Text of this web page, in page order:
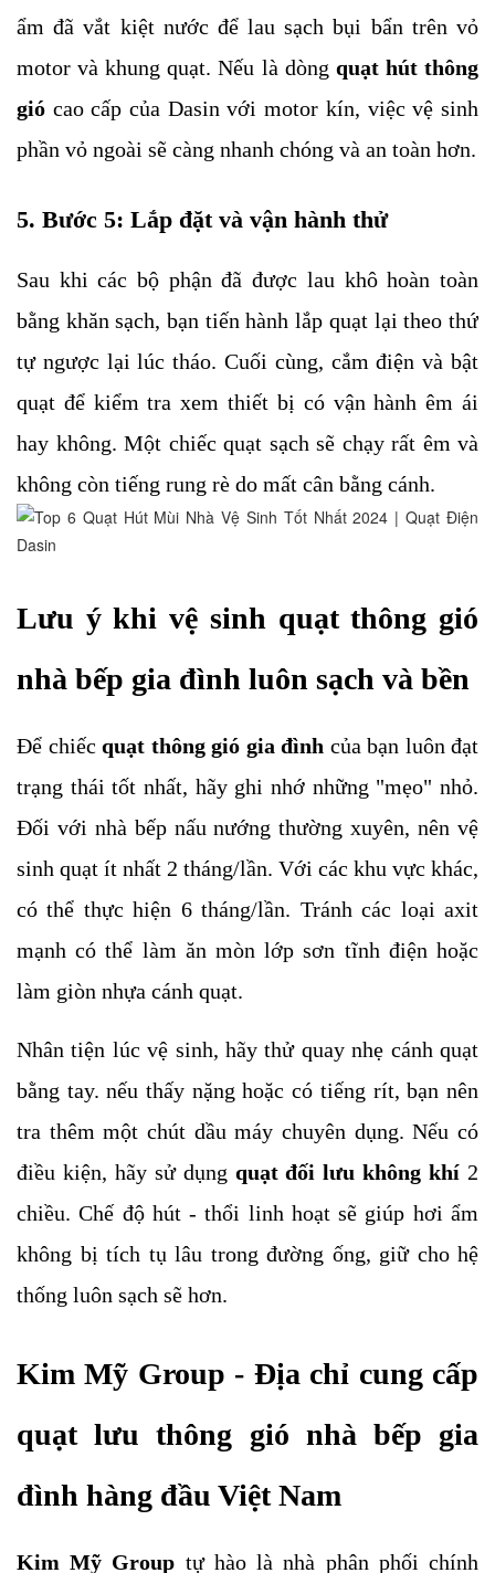
ẩm đã vắt kiệt nước để lau sạch bụi bẩn trên vỏ
motor và khung quạt. Nếu là dòng quạt hút thông
gió cao cấp của Dasin với motor kín, việc vệ sinh
phần vỏ ngoài sẽ càng nhanh chóng và an toàn hơn.
5. Bước 5: Lắp đặt và vận hành thử
Sau khi các bộ phận đã được lau khô hoàn toàn
bằng khăn sạch, bạn tiến hành lắp quạt lại theo thứ
tự ngược lại lúc tháo. Cuối cùng, cắm điện và bật
quạt để kiểm tra xem thiết bị có vận hành êm ái
hay không. Một chiếc quạt sạch sẽ chạy rất êm và
không còn tiếng rung rè do mất cân bằng cánh.
Lưu ý khi vệ sinh quạt thông gió
nhà bếp gia đình luôn sạch và bền
Để chiếc quạt thông gió gia đình của bạn luôn đạt
trạng thái tốt nhất, hãy ghi nhớ những "mẹo" nhỏ.
Đối với nhà bếp nấu nướng thường xuyên, nên vệ
sinh quạt ít nhất 2 tháng/lần. Với các khu vực khác,
có thể thực hiện 6 tháng/lần. Tránh các loại axit
mạnh có thể làm ăn mòn lớp sơn tĩnh điện hoặc
làm giòn nhựa cánh quạt.
Nhân tiện lúc vệ sinh, hãy thử quay nhẹ cánh quạt
bằng tay. nếu thấy nặng hoặc có tiếng rít, bạn nên
tra thêm một chút dầu máy chuyên dụng. Nếu có
điều kiện, hãy sử dụng quạt đối lưu không khí 2
chiều. Chế độ hút - thổi linh hoạt sẽ giúp hơi ẩm
không bị tích tụ lâu trong đường ống, giữ cho hệ
thống luôn sạch sẽ hơn.
Kim Mỹ Group - Địa chỉ cung cấp
quạt lưu thông gió nhà bếp gia
đình hàng đầu Việt Nam
Kim Mỹ Group tự hào là nhà phân phối chính